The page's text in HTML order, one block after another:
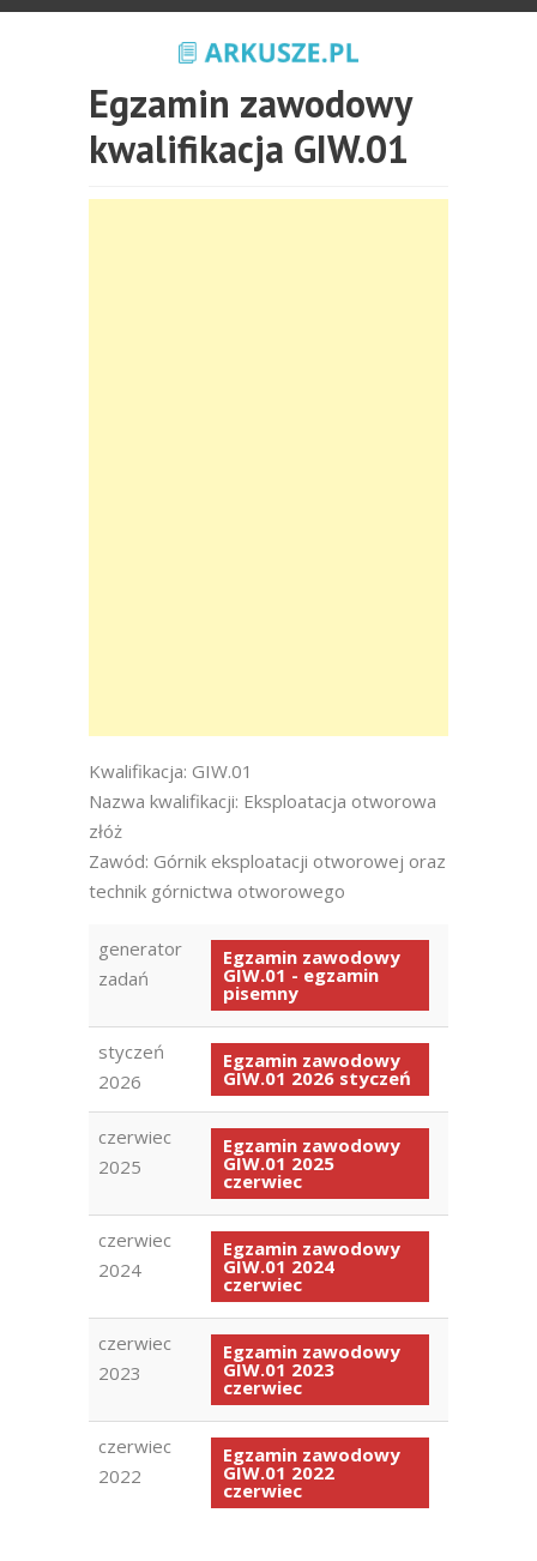
Egzamin zawodowy
kwalifikacja GIW.01
Kwalifikacja: GIW.01
Nazwa kwalifikacji: Eksploatacja otworowa
złóż
Zawód: Górnik eksploatacji otworowej oraz
technik górnictwa otworowego
generator
zadań
Egzamin zawodowy
GIW.01 - egzamin
pisemny
styczeń
2026
Egzamin zawodowy
GIW.01 2026 styczeń
czerwiec
2025
Egzamin zawodowy
GIW.01 2025
czerwiec
czerwiec
2024
Egzamin zawodowy
GIW.01 2024
czerwiec
czerwiec
2023
Egzamin zawodowy
GIW.01 2023
czerwiec
czerwiec
2022
Egzamin zawodowy
GIW.01 2022
czerwiec